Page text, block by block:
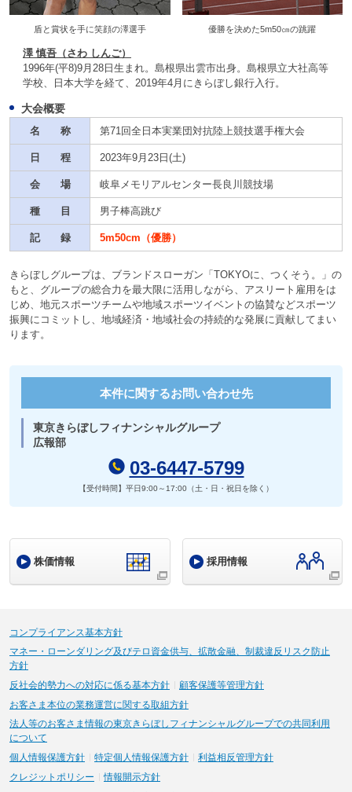
盾と賞状を手に笑顔の澤選手 優勝を決めた5m50㎝の跳躍
澤 慎吾（さわ しんご）
1996年(平8)9月28日生まれ。島根県出雲市出身。島根県立大社高等
学校、日本大学を経て、2019年4月にきらぼし銀行入行。
大会概要
名 称 第71回全日本実業団対抗陸上競技選手権大会
日 程 2023年9月23日(土)
会 場 岐阜メモリアルセンター長良川競技場
種 目 男子棒高跳び
記 録 5m50cm（優勝）
きらぼしグループは、ブランドスローガン「TOKYOに、つくそう。」の
もと、グループの総合力を最大限に活用しながら、アスリート雇用をは
じめ、地元スポーツチームや地域スポーツイベントの協賛などスポーツ
振興にコミットし、地域経済・地域社会の持続的な発展に貢献してまい
ります。
本件に関するお問い合わせ先
東京きらぼしフィナンシャルグループ
広報部
03-6447-5799
【受付時間】平日9:00～17:00（土・日・祝日を除く）
株価情報 採用情報
コンプライアンス基本方針
マネー・ローンダリング及びテロ資金供与、拡散金融、制裁違反リスク防止
方針
反社会的勢力への対応に係る基本方針
顧客保護等管理方針
お客さま本位の業務運営に関する取組方針
法人等のお客さま情報の東京きらぼしフィナンシャルグループでの共同利用
について
個人情報保護方針
特定個人情報保護方針
利益相反管理方針
クレジットポリシー
情報開示方針